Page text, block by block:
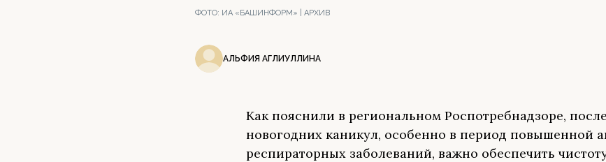
ФОТО: ИА «БАШИНФОРМ» | АРХИВ
АЛЬФИЯ АГЛИУЛЛИНА
Как пояснили в региональном Роспотребнадзоре,
новогодних каникул, особенно в период повышенной
респираторных заболеваний, важно обеспечить